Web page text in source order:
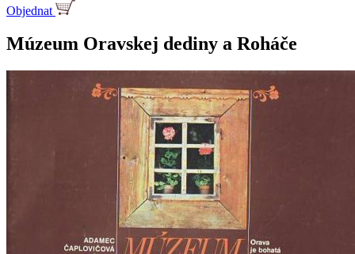
Objednat
Múzeum Oravskej dediny a Roháče